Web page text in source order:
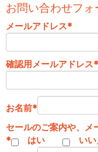
お問い合わせフォ
メールアドレス*
確認用メールアドレス*
お名前*
セールのご案内や、メ
*
はい いい